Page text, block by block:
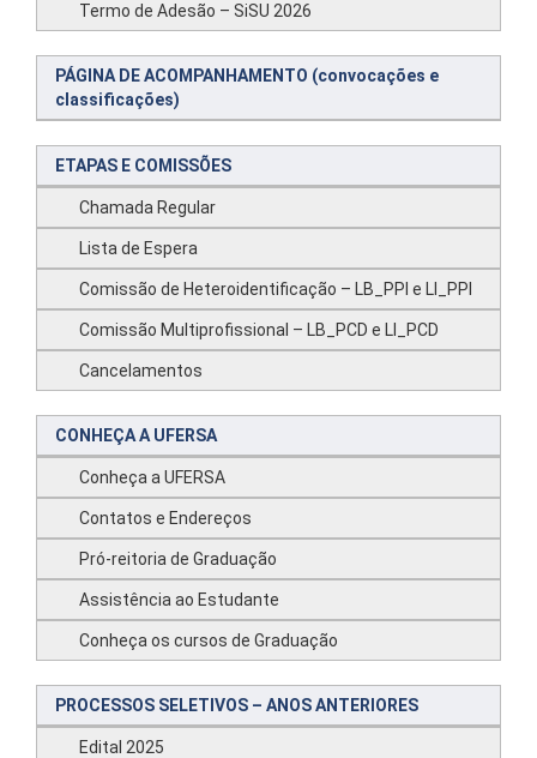
Termo de Adesão – SiSU 2026
PÁGINA DE ACOMPANHAMENTO (convocações e
classificações)
ETAPAS E COMISSÕES
Chamada Regular
Lista de Espera
Comissão de Heteroidentificação – LB_PPI e LI_PPI
Comissão Multiprofissional – LB_PCD e LI_PCD
Cancelamentos
CONHEÇA A UFERSA
Conheça a UFERSA
Contatos e Endereços
Pró-reitoria de Graduação
Assistência ao Estudante
Conheça os cursos de Graduação
PROCESSOS SELETIVOS – ANOS ANTERIORES
Edital 2025